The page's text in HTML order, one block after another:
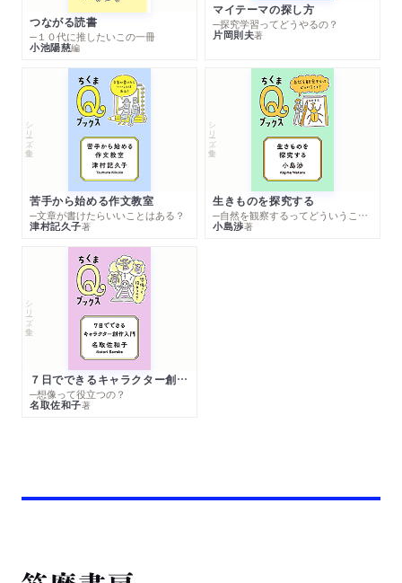
つながる読書
─１０代に推したいこの一冊
小池陽慈編
マイテーマの探し方
─探究学習ってどうやるの？
片岡則夫著
シリーズ・全集
苦手から始める作文教室
─文章が書けたらいいことはある？
津村記久子著
シリーズ・全集
生きものを探究する
─自然を観察するってどういうこと？
小島渉著
シリーズ・全集
７日でできるキャラクター創作入門
─想像って役立つの？
名取佐和子著